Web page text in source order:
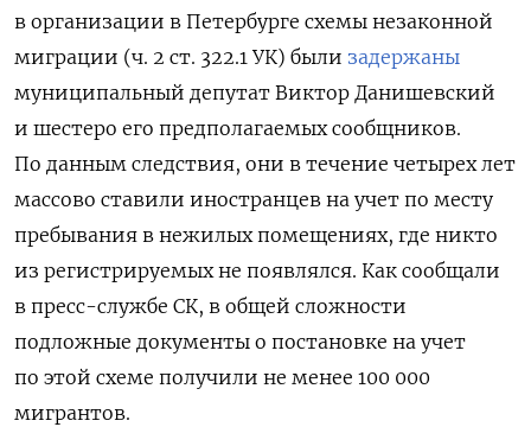
в организации в Петербурге схемы незаконной
миграции (ч. 2 ст. 322.1 УК) были задержаны
муниципальный депутат Виктор Данишевский
и шестеро его предполагаемых сообщников.
По данным следствия, они в течение четырех лет
массово ставили иностранцев на учет по месту
пребывания в нежилых помещениях, где никто
из регистрируемых не появлялся. Как сообщали
в пресс-службе СК, в общей сложности
подложные документы о постановке на учет
по этой схеме получили не менее 100 000
мигрантов.